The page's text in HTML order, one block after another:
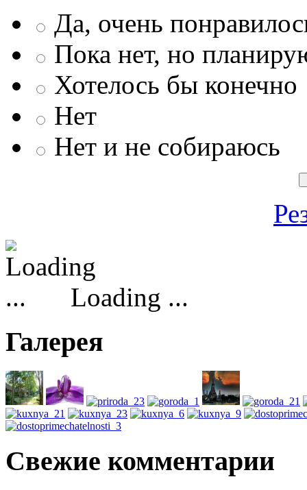
Да, очень
Пока нет, но
Хотелось бы конечно
Нет
Нет и не собираюсь
Loading ...
Галерея
Свежие комментарии